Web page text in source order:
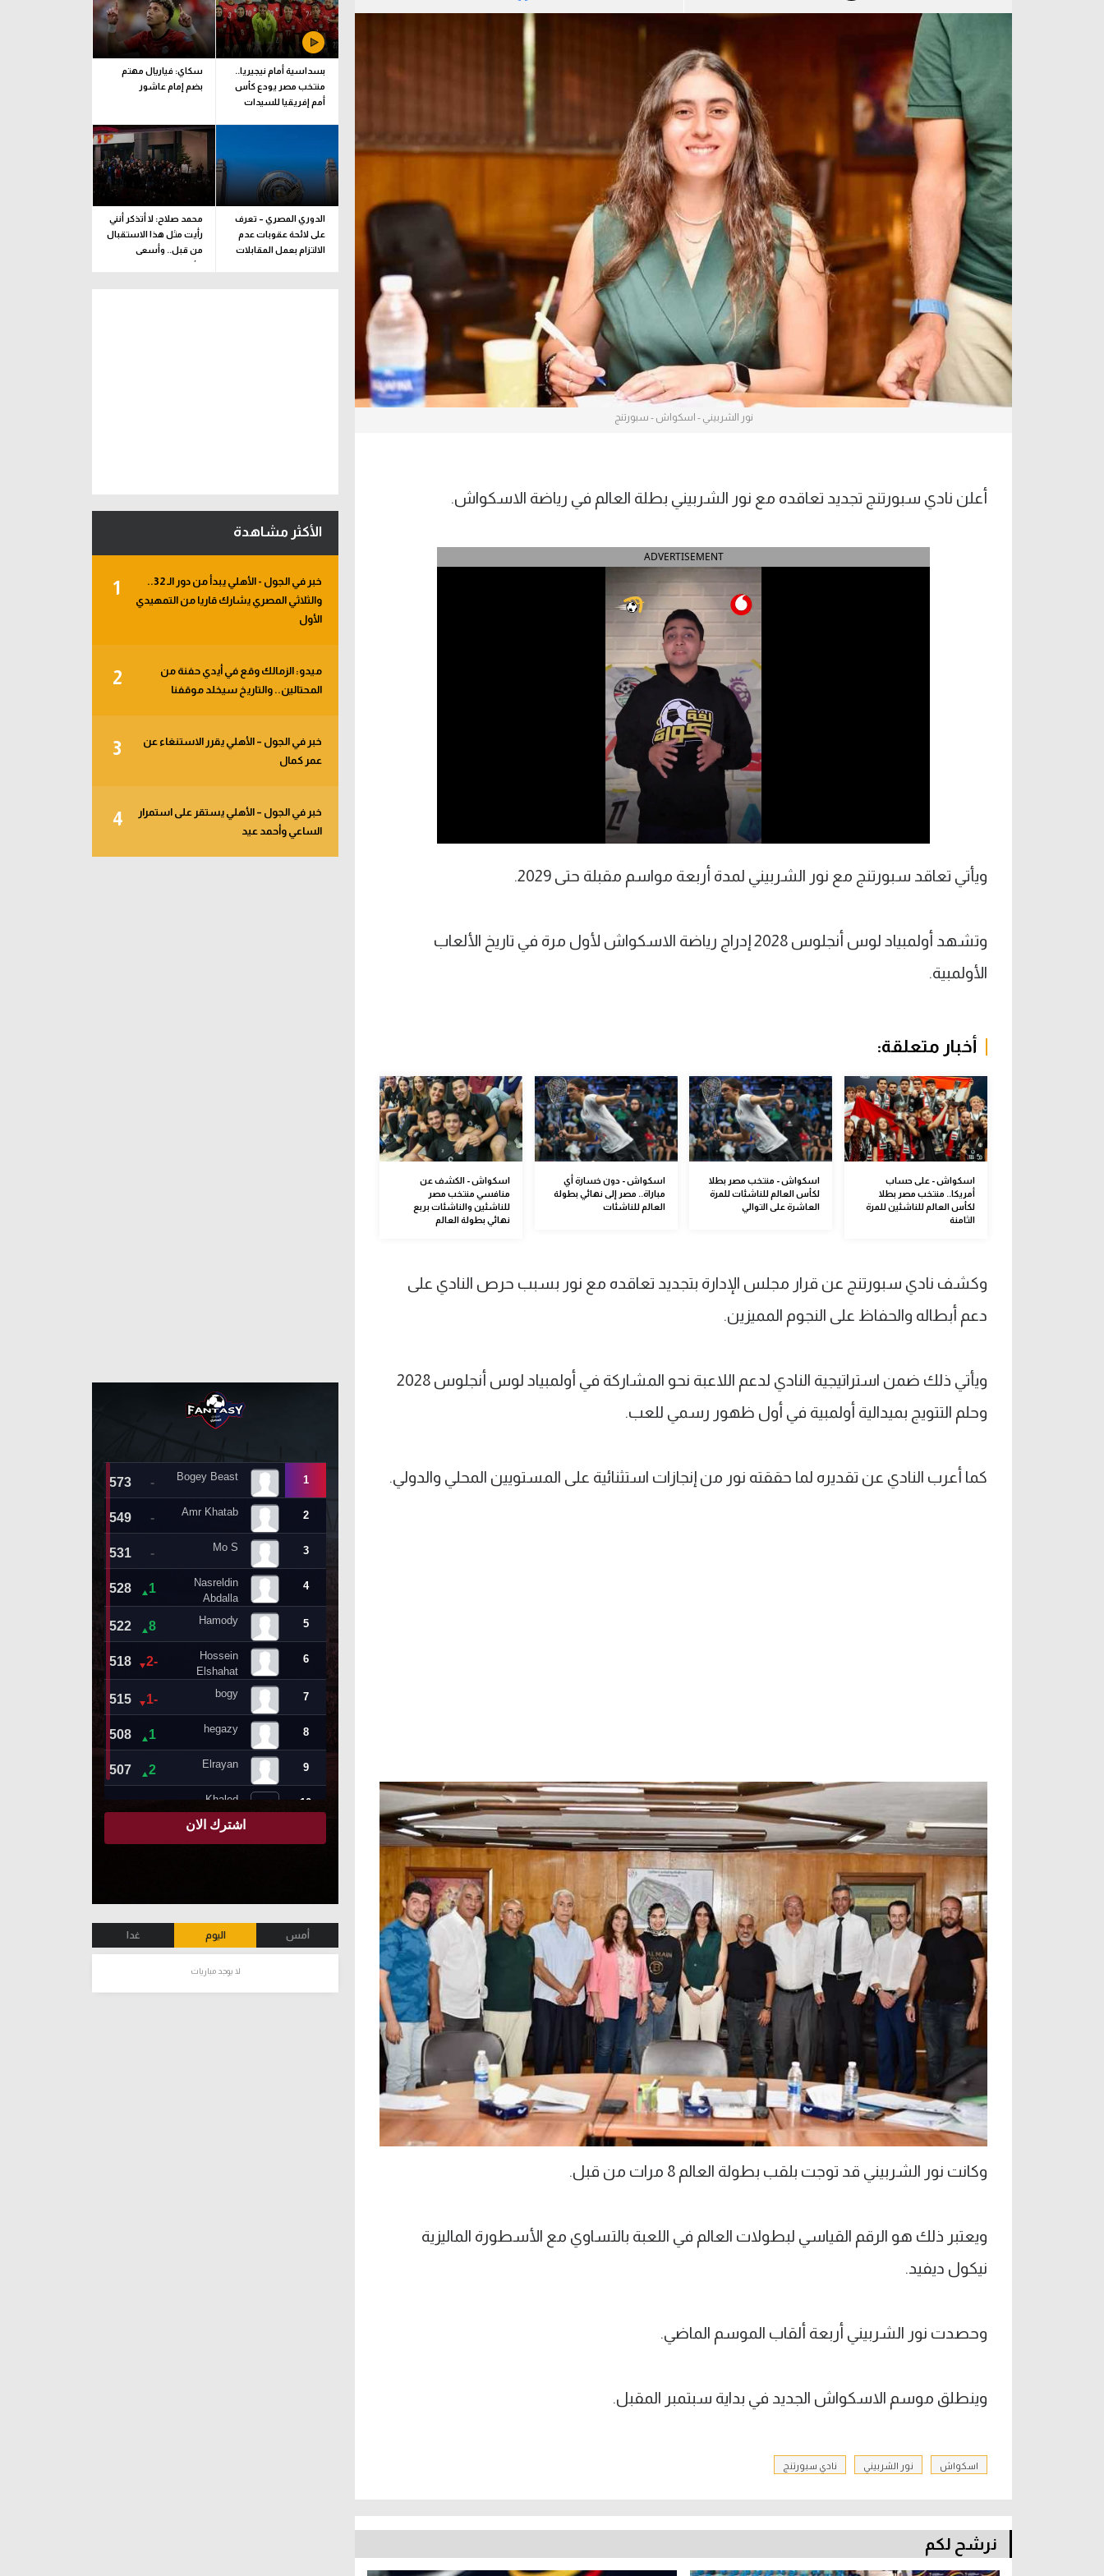
آراء حرة
ركن الألعاب
دوري أبطال أوروبا
دوري أبطال إفريقيا
كل البطولات
دوري أبطال أوروبا
القسم الثاني
رياضات أخرى
آسيا
نور الشربيني - اسكواش - سبورتنج
أعلن نادي سبورتنج تجديد تعاقده مع نور الشربيني بطلة العالم في رياضة الاسكواش.
ADVERTISEMENT
ويأتي تعاقد سبورتنج مع نور الشربيني لمدة أربعة مواسم مقبلة حتى 2029.
وتشهد أولمبياد لوس أنجلوس 2028 إدراج رياضة الاسكواش لأول مرة في تاريخ الألعاب
الأولمبية.
أخبار متعلقة:
اسكواش - على حساب
أمريكا.. منتخب مصر بطلا
لكأس العالم للناشئين للمرة
الثامنة
اسكواش - منتخب مصر بطلا
لكأس العالم للناشئات للمرة
العاشرة على التوالي
اسكواش - دون خسارة أي
مباراة.. مصر إلى نهائي بطولة
العالم للناشئات
اسكواش - الكشف عن
منافسي منتخب مصر
للناشئين والناشئات بربع
نهائي بطولة العالم
وكشف نادي سبورتنج عن قرار مجلس الإدارة بتجديد تعاقده مع نور بسبب حرص النادي على
دعم أبطاله والحفاظ على النجوم المميزين.
ويأتي ذلك ضمن استراتيجية النادي لدعم اللاعبة نحو المشاركة في أولمبياد لوس أنجلوس 2028
وحلم التتويج بميدالية أولمبية في أول ظهور رسمي للعب.
كما أعرب النادي عن تقديره لما حققته نور من إنجازات استثنائية على المستويين المحلي والدولي.
وكانت نور الشربيني قد توجت بلقب بطولة العالم 8 مرات من قبل.
ويعتبر ذلك هو الرقم القياسي لبطولات العالم في اللعبة بالتساوي مع الأسطورة الماليزية
نيكول ديفيد.
وحصدت نور الشربيني أربعة ألقاب الموسم الماضي.
وينطلق موسم الاسكواش الجديد في بداية سبتمبر المقبل.
اسكواش نور الشربيني نادي سبورتنج
نرشح لكم
بسداسية أمام نيجيريا..
منتخب مصر يودع كأس
أمم إفريقيا للسيدات
سكاي: فياريال مهتم
بضم إمام عاشور
الدوري المصري – تعرف
على لائحة عقوبات عدم
الالتزام بعمل المقابلات
محمد صلاح: لا أتذكر أنني
رأيت مثل هذا الاستقبال
من قبل.. وأسعى
للألقاب مع الفريق
الأكثر مشاهدة
1
خبر في الجول - الأهلي يبدأ من دور الـ 32..
والثلاثي المصري يشارك قاريا من التمهيدي
الأول
2
ميدو: الزمالك وقع في أيدي حفنة من
المحتالين.. والتاريخ سيخلد موقفنا
3
خبر في الجول – الأهلي يقرر الاستنغاء عن
عمر كمال
4
خبر في الجول – الأهلي يستقر على استمرار
الساعي وأحمد عيد
أمس اليوم غدا
لا يوجد مباريات